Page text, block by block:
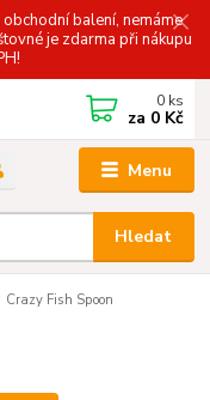
balení, nemáme
je zdarma při nákupu
Menu
Hledat
0 ks
za 0 Kč
Crazy Fish Spoon